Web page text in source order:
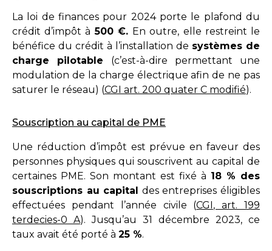
La loi de finances pour 2024 porte le plafond du
crédit d’impôt à500 €. En outre, elle restreint le
bénéfice du crédit à l’installation de systèmes de
charge pilotable (c’est-à-dire permettant une
modulation de la charge électrique afin de ne pas
saturer le réseau) (CGI art. 200 quater C modifié).
Souscription au capital de PME
Une réduction d’impôt est prévue en faveur des
personnes physiques qui souscrivent au capital de
certaines PME. Son montant est fixé à 18 % des
souscriptions au capital
des entreprises éligibles
effectuées pendant l’année civile (CGI, art. 199
terdecies-0 A). Jusqu’au 31 décembre 2023, ce
taux avait été porté à 25 %.